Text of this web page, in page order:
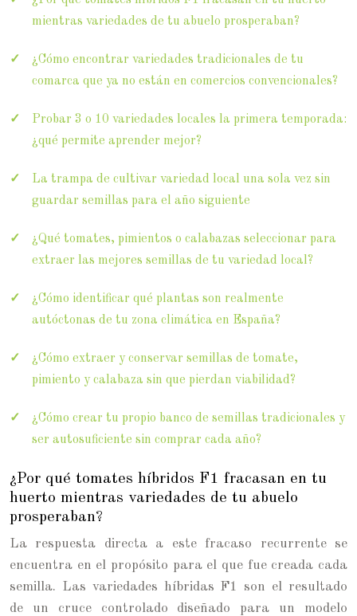
mientras variedades de tu abuelo prosperaban?
¿Cómo encontrar variedades tradicionales de tu
comarca que ya no están en comercios convencionales?
Probar 3 o 10 variedades locales la primera temporada:
¿qué permite aprender mejor?
La trampa de cultivar variedad local una sola vez sin
guardar semillas para el año siguiente
¿Qué tomates, pimientos o calabazas seleccionar para
extraer las mejores semillas de tu variedad local?
¿Cómo identificar qué plantas son realmente
autóctonas de tu zona climática en España?
¿Cómo extraer y conservar semillas de tomate,
pimiento y calabaza sin que pierdan viabilidad?
¿Cómo crear tu propio banco de semillas tradicionales y
ser autosuficiente sin comprar cada año?
¿Por qué tomates híbridos F1 fracasan en tu
huerto mientras variedades de tu abuelo
prosperaban?
La respuesta directa a este fracaso recurrente se
encuentra en el propósito para el que fue creada cada
semilla. Las variedades híbridas F1 son el resultado
de un cruce controlado diseñado para un modelo